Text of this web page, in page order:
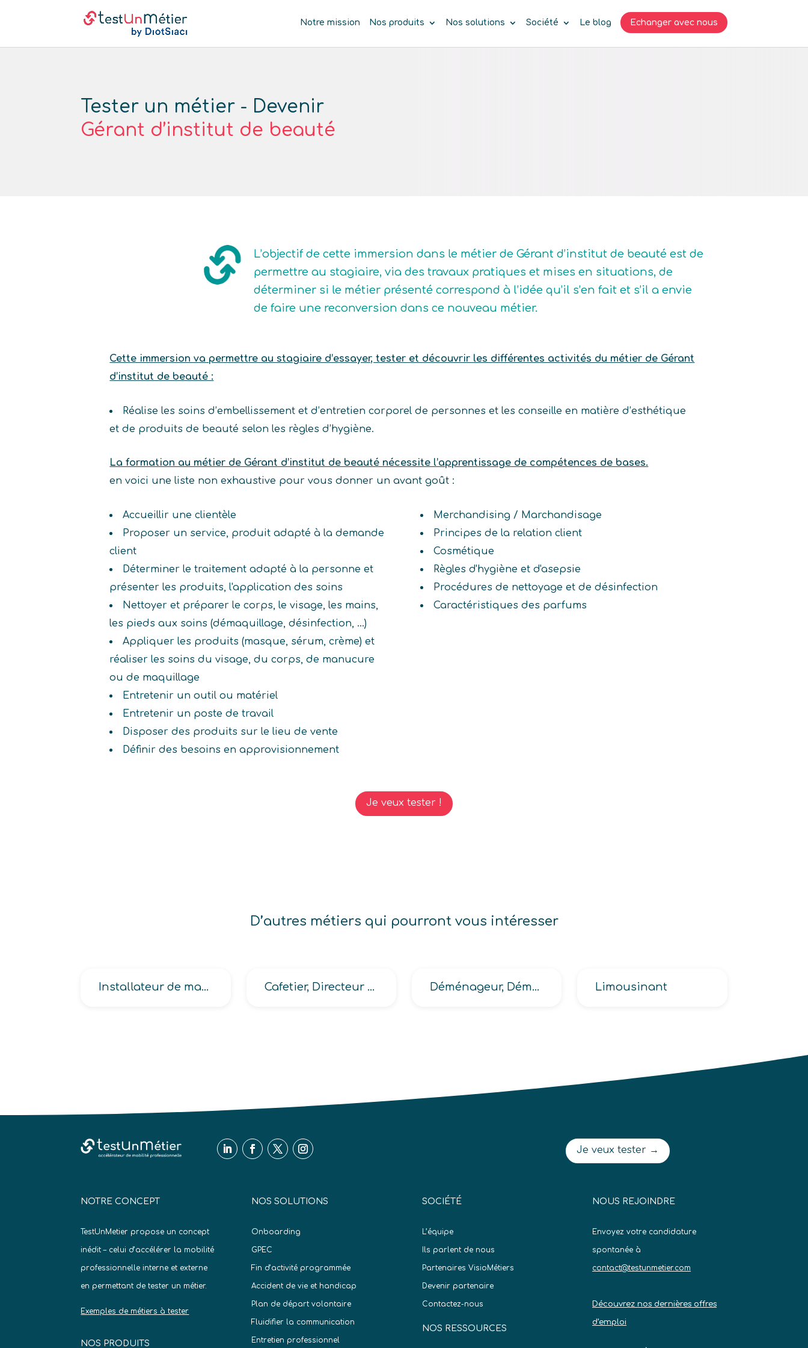
Notre mission Nos produits Nos solutions Société Le blog Echanger avec nous
Tester un métier - Devenir
Gérant d’institut de beauté
L’objectif de cette immersion dans le métier de Gérant d’institut de beauté est de
permettre au stagiaire, via des travaux pratiques et mises en situations, de
déterminer si le métier présenté correspond à l’idée qu’il s’en fait et s’il a envie
de faire une reconversion dans ce nouveau métier.
Cette immersion va permettre au stagiaire d’essayer, tester et découvrir les différentes activités du métier de Gérant
d’institut de beauté :
Réalise les soins d’embellissement et d’entretien corporel de personnes et les conseille en matière d’esthétique
et de produits de beauté selon les règles d’hygiène.
La formation au métier de Gérant d’institut de beauté nécessite l’apprentissage de compétences de bases.
en voici une liste non exhaustive pour vous donner un avant goût :
Accueillir une clientèle
Proposer un service, produit adapté à la demande
client
Déterminer le traitement adapté à la personne et
présenter les produits, l'application des soins
Nettoyer et préparer le corps, le visage, les mains,
les pieds aux soins (démaquillage, désinfection, ...)
Appliquer les produits (masque, sérum, crème) et
réaliser les soins du visage, du corps, de manucure
ou de maquillage
Entretenir un outil ou matériel
Entretenir un poste de travail
Disposer des produits sur le lieu de vente
Définir des besoins en approvisionnement
Merchandising / Marchandisage
Principes de la relation client
Cosmétique
Règles d'hygiène et d'asepsie
Procédures de nettoyage et de désinfection
Caractéristiques des parfums
Je veux tester !
D’autres métiers qui pourront vous intéresser
Installateur de matériels de reprographie Cafetier, Directeur de café bar Déménageur, Déménageur (emballeur, professionnel, conducteur de poids lourd) Limousinant
Je veux tester →
NOTRE CONCEPT
TestUnMetier propose un concept
inédit – celui d’accélérer la mobilité
professionnelle interne et externe
en permettant de tester un métier.
Exemples de métiers à tester
NOS PRODUITS
NOS SOLUTIONS
Onboarding
GPEC
Fin d’activité programmée
Accident de vie et handicap
Plan de départ volontaire
Fluidifier la communication
Entretien professionnel
SOCIÉTÉ
L’équipe
Ils parlent de nous
Partenaires VisioMétiers
Devenir partenaire
Contactez-nous
NOS RESSOURCES
NOUS REJOINDRE
Envoyez votre candidature
spontanée à
contact@testunmetier.com
Découvrez nos dernières offres
d’emploi